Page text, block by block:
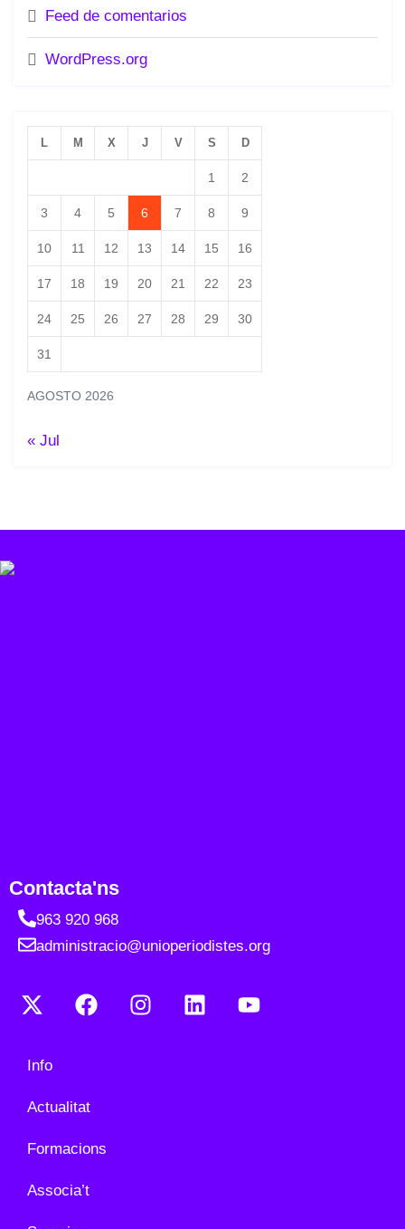
Feed de comentarios
WordPress.org
AGOSTO 2026
L M X J V S D
1 2
3 4 5 6 7 8 9
10 11 12 13 14 15 16
17 18 19 20 21 22 23
24 25 26 27 28 29 30
31
« Jul
Contacta'ns
963 920 968
administracio@unioperiodistes.org
Info
Actualitat
Formacions
Associa’t